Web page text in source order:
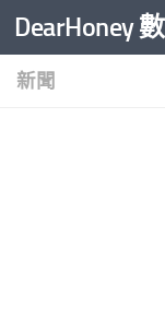
Skip to
DearHoney
新聞